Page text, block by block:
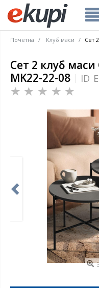
Почетна Клуб маси Сет
Сет 2 клуб
MK22-22-08
ID